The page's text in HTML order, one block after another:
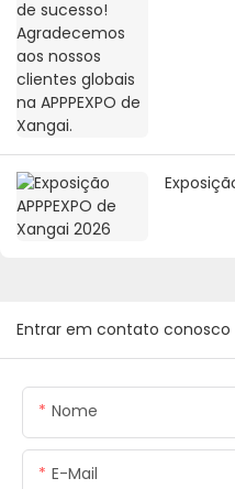
Entrar em contato conosco
Nome
E-Mail